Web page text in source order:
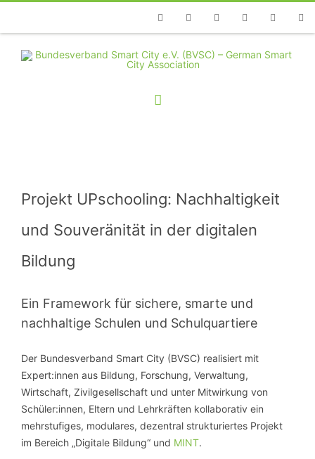
TelefonFacebookTwitterYoutubeInstagramLinkedin
Projekt UPschooling: Nachhaltigkeit
und Souveränität in der digitalen
Bildung
Ein Framework für sichere, smarte und
nachhaltige Schulen und Schulquartiere
Der Bundesverband Smart City (BVSC) realisiert mit
Expert:innen aus Bildung, Forschung, Verwaltung,
Wirtschaft, Zivilgesellschaft und unter Mitwirkung von
Schüler:innen, Eltern und Lehrkräften kollaborativ ein
mehrstufiges, modulares, dezentral strukturiertes Projekt
im Bereich „Digitale Bildung“ und MINT.